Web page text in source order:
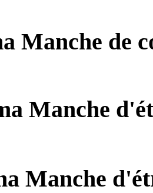
Manche de
Manche
Manche